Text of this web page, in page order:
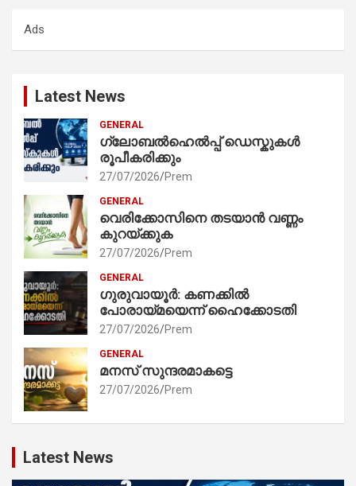
h
Ads
Latest News
GENERAL
ഗ്ലോബൽഹെൽപ്പ് ഡെസ്കുകൾ
രൂപീകരിക്കും
27/07/2026 Prem
GENERAL
വെരിക്കോസിനെ തടയാൻ വണ്ണം
കുറയ്ക്കുക
27/07/2026 Prem
GENERAL
ഗുരുവായൂർ: കണക്കിൽ
പോരായ്മയെന്ന് ഹൈക്കോടതി
27/07/2026 Prem
GENERAL
മനസ് സുന്ദരമാകട്ടെ
27/07/2026 Prem
Latest News